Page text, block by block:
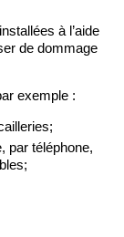
à l’aide
de dommage
exemple :
par téléphone,